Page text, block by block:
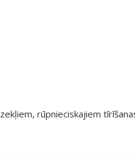
rūpnieciskajiem